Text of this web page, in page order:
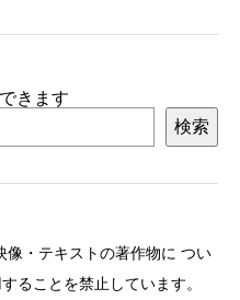
きます
検索
像・テキストの著作物に つい
ることを禁止しています。